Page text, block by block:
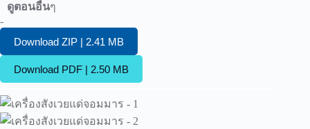
ดูตอนอื่นๆ
-
Download ZIP | 2.41 MB
Download PDF | 2.50 MB